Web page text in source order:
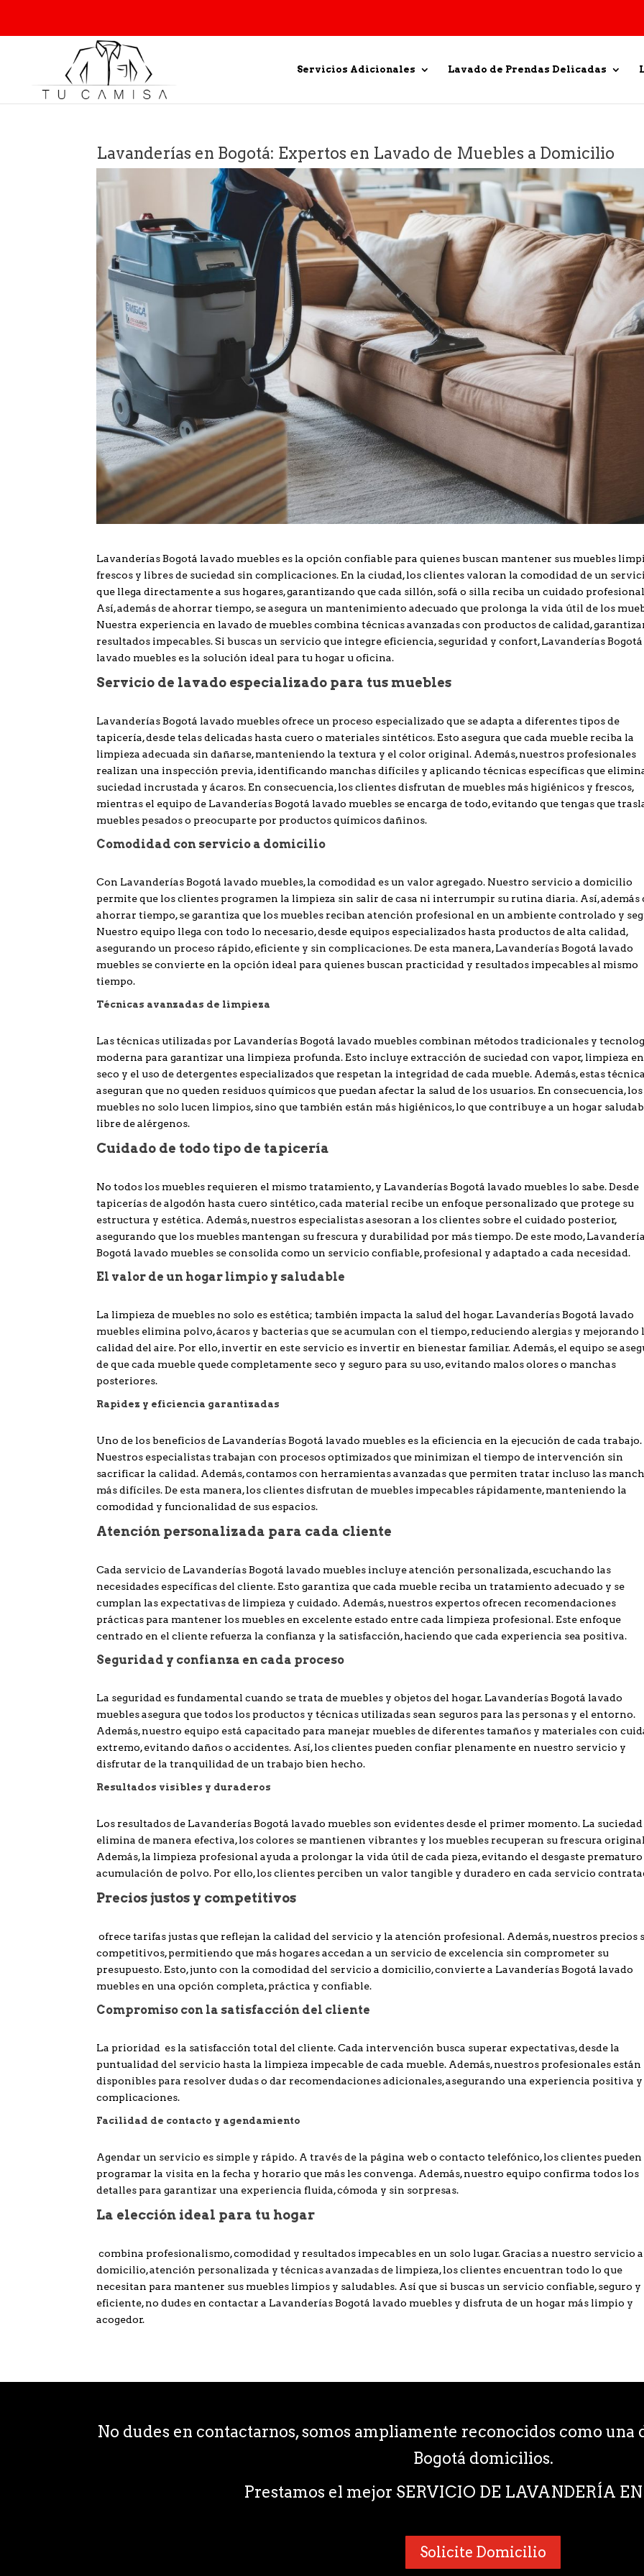
Servicios Adicionales Lavado de Prendas Delicadas
Lavanderías en Bogotá: Expertos en Lavado de Muebles a Domicilio
Lavanderías Bogotá lavado muebles es la opción confiable para quienes buscan mantener sus muebles
frescos y libres de suciedad sin complicaciones. En la ciudad, los clientes valoran la comodidad de un
que llega directamente a sus hogares, garantizando que cada sillón, sofá o silla reciba un cuidado
Así, además de ahorrar tiempo, se asegura un mantenimiento adecuado que prolonga la vida útil de los
Nuestra experiencia en lavado de muebles combina técnicas avanzadas con productos de calidad,
resultados impecables. Si buscas un servicio que integre eficiencia, seguridad y confort, Lavanderías Bogotá
lavado muebles es la solución ideal para tu hogar u oficina.
Servicio de lavado especializado para tus muebles
Lavanderías Bogotá lavado muebles ofrece un proceso especializado que se adapta a diferentes tipos de
tapicería, desde telas delicadas hasta cuero o materiales sintéticos. Esto asegura que cada mueble reciba la
limpieza adecuada sin dañarse, manteniendo la textura y el color original. Además, nuestros profesionales
realizan una inspección previa, identificando manchas difíciles y aplicando técnicas específicas que
suciedad incrustada y ácaros. En consecuencia, los clientes disfrutan de muebles más higiénicos y frescos,
mientras el equipo de Lavanderías Bogotá lavado muebles se encarga de todo, evitando que tengas que
muebles pesados o preocuparte por productos químicos dañinos.
Comodidad con servicio a domicilio
Con Lavanderías Bogotá lavado muebles, la comodidad es un valor agregado. Nuestro servicio a domicilio
permite que los clientes programen la limpieza sin salir de casa ni interrumpir su rutina diaria. Así, además
ahorrar tiempo, se garantiza que los muebles reciban atención profesional en un ambiente controlado y
Nuestro equipo llega con todo lo necesario, desde equipos especializados hasta productos de alta calidad,
asegurando un proceso rápido, eficiente y sin complicaciones. De esta manera, Lavanderías Bogotá lavado
muebles se convierte en la opción ideal para quienes buscan practicidad y resultados impecables al mismo
tiempo.
Técnicas avanzadas de limpieza
Las técnicas utilizadas por Lavanderías Bogotá lavado muebles combinan métodos tradicionales y
moderna para garantizar una limpieza profunda. Esto incluye extracción de suciedad con vapor, limpieza en
seco y el uso de detergentes especializados que respetan la integridad de cada mueble. Además, estas
aseguran que no queden residuos químicos que puedan afectar la salud de los usuarios. En consecuencia, los
muebles no solo lucen limpios, sino que también están más higiénicos, lo que contribuye a un hogar
libre de alérgenos.
Cuidado de todo tipo de tapicería
No todos los muebles requieren el mismo tratamiento, y Lavanderías Bogotá lavado muebles lo sabe. Desde
tapicerías de algodón hasta cuero sintético, cada material recibe un enfoque personalizado que protege su
estructura y estética. Además, nuestros especialistas asesoran a los clientes sobre el cuidado posterior,
asegurando que los muebles mantengan su frescura y durabilidad por más tiempo. De este modo,
Bogotá lavado muebles se consolida como un servicio confiable, profesional y adaptado a cada necesidad.
El valor de un hogar limpio y saludable
La limpieza de muebles no solo es estética; también impacta la salud del hogar. Lavanderías Bogotá lavado
muebles elimina polvo, ácaros y bacterias que se acumulan con el tiempo, reduciendo alergias y mejorando
calidad del aire. Por ello, invertir en este servicio es invertir en bienestar familiar. Además, el equipo se
de que cada mueble quede completamente seco y seguro para su uso, evitando malos olores o manchas
posteriores.
Rapidez y eficiencia garantizadas
Uno de los beneficios de Lavanderías Bogotá lavado muebles es la eficiencia en la ejecución de cada trabajo.
Nuestros especialistas trabajan con procesos optimizados que minimizan el tiempo de intervención sin
sacrificar la calidad. Además, contamos con herramientas avanzadas que permiten tratar incluso las
más difíciles. De esta manera, los clientes disfrutan de muebles impecables rápidamente, manteniendo la
comodidad y funcionalidad de sus espacios.
Atención personalizada para cada cliente
Cada servicio de Lavanderías Bogotá lavado muebles incluye atención personalizada, escuchando las
necesidades específicas del cliente. Esto garantiza que cada mueble reciba un tratamiento adecuado y se
cumplan las expectativas de limpieza y cuidado. Además, nuestros expertos ofrecen recomendaciones
prácticas para mantener los muebles en excelente estado entre cada limpieza profesional. Este enfoque
centrado en el cliente refuerza la confianza y la satisfacción, haciendo que cada experiencia sea positiva.
Seguridad y confianza en cada proceso
La seguridad es fundamental cuando se trata de muebles y objetos del hogar. Lavanderías Bogotá lavado
muebles asegura que todos los productos y técnicas utilizadas sean seguros para las personas y el entorno.
Además, nuestro equipo está capacitado para manejar muebles de diferentes tamaños y materiales con
extremo, evitando daños o accidentes. Así, los clientes pueden confiar plenamente en nuestro servicio y
disfrutar de la tranquilidad de un trabajo bien hecho.
Resultados visibles y duraderos
Los resultados de Lavanderías Bogotá lavado muebles son evidentes desde el primer momento. La suciedad
elimina de manera efectiva, los colores se mantienen vibrantes y los muebles recuperan su frescura
Además, la limpieza profesional ayuda a prolongar la vida útil de cada pieza, evitando el desgaste prematuro
acumulación de polvo. Por ello, los clientes perciben un valor tangible y duradero en cada servicio
Precios justos y competitivos
ofrece tarifas justas que reflejan la calidad del servicio y la atención profesional. Además, nuestros precios
competitivos, permitiendo que más hogares accedan a un servicio de excelencia sin comprometer su
presupuesto. Esto, junto con la comodidad del servicio a domicilio, convierte a Lavanderías Bogotá lavado
muebles en una opción completa, práctica y confiable.
Compromiso con la satisfacción del cliente
La prioridad es la satisfacción total del cliente. Cada intervención busca superar expectativas, desde la
puntualidad del servicio hasta la limpieza impecable de cada mueble. Además, nuestros profesionales están
disponibles para resolver dudas o dar recomendaciones adicionales, asegurando una experiencia positiva
complicaciones.
Facilidad de contacto y agendamiento
Agendar un servicio es simple y rápido. A través de la página web o contacto telefónico, los clientes pueden
programar la visita en la fecha y horario que más les convenga. Además, nuestro equipo confirma todos los
detalles para garantizar una experiencia fluida, cómoda y sin sorpresas.
La elección ideal para tu hogar
combina profesionalismo, comodidad y resultados impecables en un solo lugar. Gracias a nuestro servicio a
domicilio, atención personalizada y técnicas avanzadas de limpieza, los clientes encuentran todo lo que
necesitan para mantener sus muebles limpios y saludables. Así que si buscas un servicio confiable, seguro y
eficiente, no dudes en contactar a Lavanderías Bogotá lavado muebles y disfruta de un hogar más limpio y
acogedor.
No dudes en contactarnos, somos ampliamente reconocidos como una
Bogotá domicilios.
Prestamos el mejor SERVICIO DE LAVANDERÍA
Solicite Domicilio